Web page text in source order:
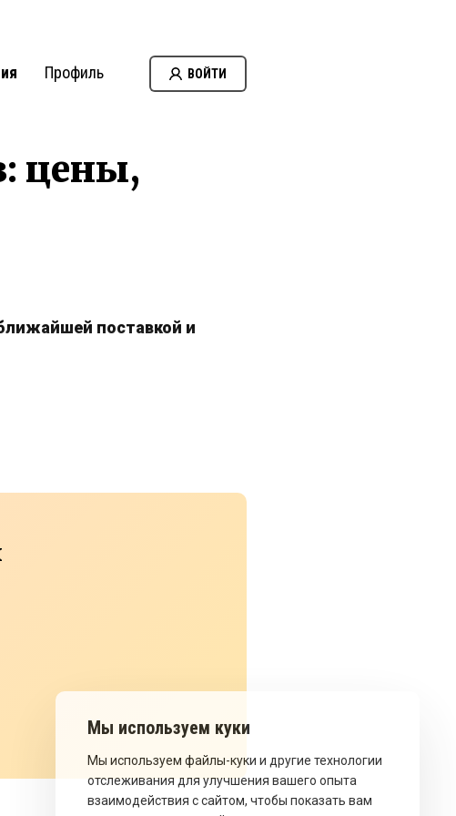
Профиль ВОЙТИ
цены,
поставкой и